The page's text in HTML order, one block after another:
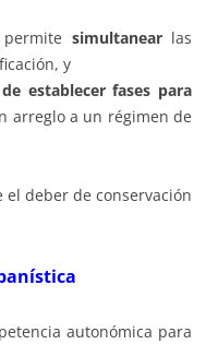
simultanear las
y
establecer fases para
arreglo a un régimen de
deber de conservación
autonómica para